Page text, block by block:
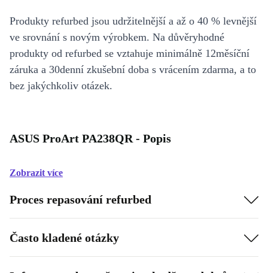
Produkty refurbed jsou udržitelnější a až o 40 % levnější
ve srovnání s novým výrobkem. Na důvěryhodné
produkty od refurbed se vztahuje minimálně 12měsíční
záruka a 30denní zkušební doba s vrácením zdarma, a to
bez jakýchkoliv otázek.
ASUS ProArt PA238QR - Popis
Zobrazit více
Proces repasování refurbed
Často kladené otázky